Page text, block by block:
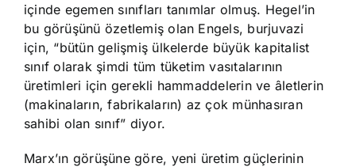
içinde egemen sınıfları tanımlar olmuş. Hegel’in
bu görüşünü özetlemiş olan Engels, burjuvazi
için, “bütün gelişmiş ülkelerde büyük kapitalist
sınıf olarak şimdi tüm tüketim vasıtalarının
üretimleri için gerekli hammaddelerin ve âletlerin
(makinaların, fabrikaların) az çok münhasıran
sahibi olan sınıf” diyor.
Marx’ın görüşüne göre, yeni üretim güçlerinin